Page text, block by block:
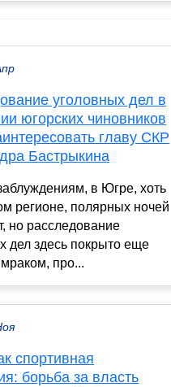
уголовных дел в
югорских чиновников
главу СКР
Бастрыкина
в Югре, хоть
регионе, полярных ночей
но расследование
дел здесь покрыто еще
про...
спортивная
борьба за власть